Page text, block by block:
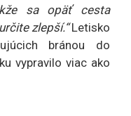
sa opäť cesta
zlepší.“Letisko
bránou do
vypravilo viac ako